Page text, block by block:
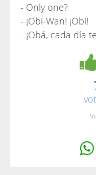
- Only one?
- ¡Obi-Wan! ¡Obi!
- ¡Obá, cada día